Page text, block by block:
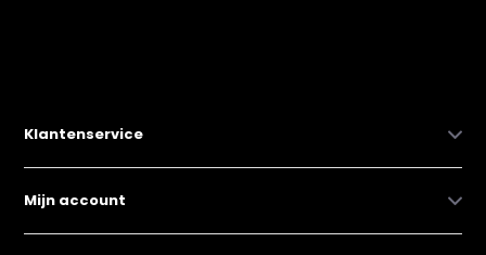
Klantenservice
Mijn account